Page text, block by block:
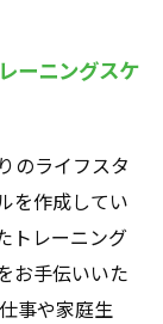
ーニングスケ
のライフスタ
を作成してい
トレーニング
お手伝いいた
事や家庭生